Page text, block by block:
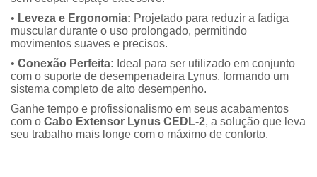
• Leveza e Ergonomia: Projetado para reduzir a fadiga
muscular durante o uso prolongado, permitindo
movimentos suaves e precisos.
• Conexão Perfeita: Ideal para ser utilizado em conjunto
com o suporte de desempenadeira Lynus, formando um
sistema completo de alto desempenho.
Ganhe tempo e profissionalismo em seus acabamentos
com o Cabo Extensor Lynus CEDL-2, a solução que leva
seu trabalho mais longe com o máximo de conforto.